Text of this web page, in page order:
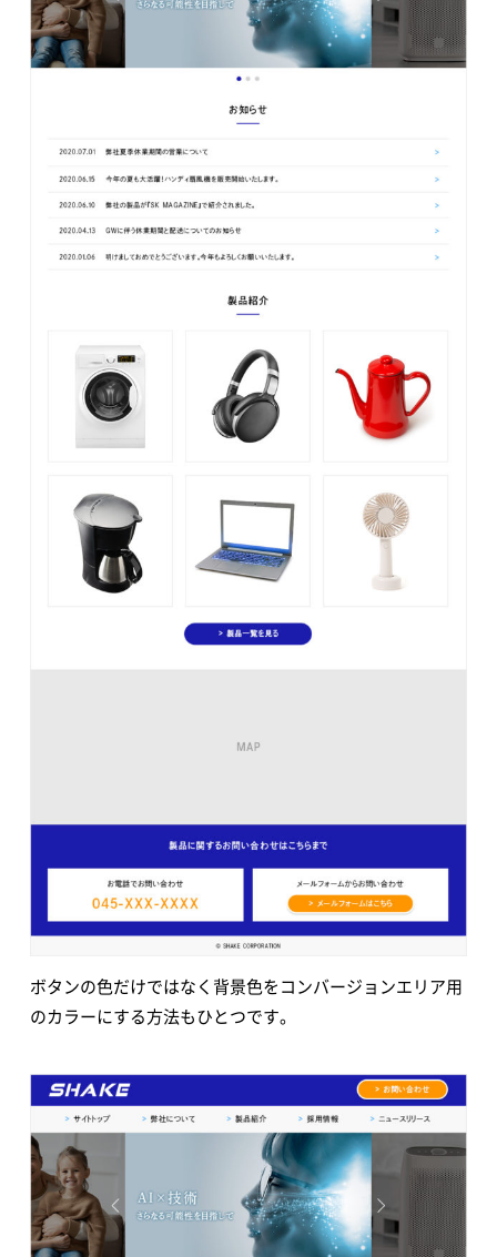
ボタンの色だけではなく背景色をコンバージョンエリア用
のカラーにする方法もひとつです。